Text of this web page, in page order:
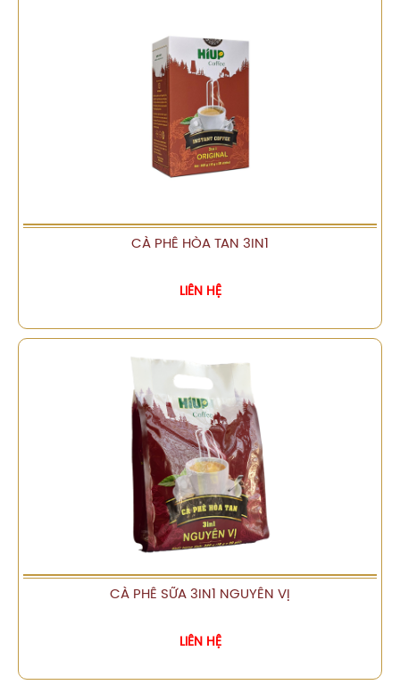
CÀ PHÊ HÒA TAN 3IN1
LIÊN HỆ
CÀ PHÊ SỮA 3IN1 NGUYÊN VỊ
LIÊN HỆ